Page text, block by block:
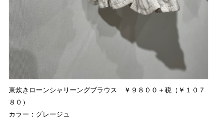
東炊きローンシャリーングブラウス ￥９８００＋税（￥１０７
８０）
カラー：グレージュ